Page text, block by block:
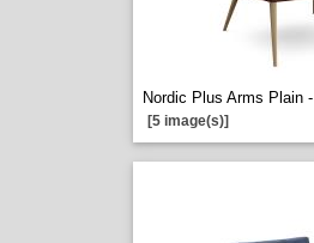
Nordic Plus Arms Plain -
[5 image(s)]